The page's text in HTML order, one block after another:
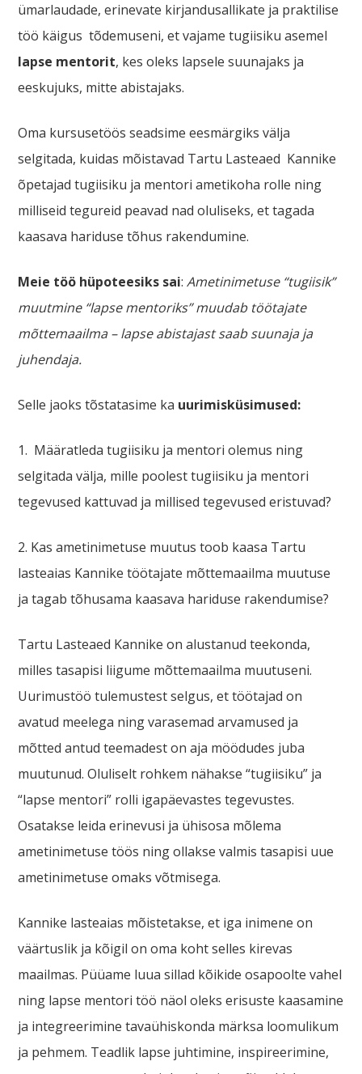
ümarlaudade, erinevate kirjandusallikate ja praktilise
töö käigus tõdemuseni, et vajame tugiisiku asemel
lapse mentorit, kes oleks lapsele suunajaks ja
eeskujuks, mitte abistajaks.
Oma kursusetöös seadsime eesmärgiks välja
selgitada, kuidas mõistavad Tartu Lasteaed Kannike
õpetajad tugiisiku ja mentori ametikoha rolle ning
milliseid tegureid peavad nad oluliseks, et tagada
kaasava hariduse tõhus rakendumine.
Meie töö hüpoteesiks sai:Ametinimetuse “tugiisik”
muutmine “lapse mentoriks” muudab töötajate
mõttemaailma – lapse abistajast saab suunaja ja
juhendaja.
Selle jaoks tõstatasime ka uurimisküsimused:
1. Määratleda tugiisiku ja mentori olemus ning
selgitada välja, mille poolest tugiisiku ja mentori
tegevused kattuvad ja millised tegevused eristuvad?
2. Kas ametinimetuse muutus toob kaasa Tartu
lasteaias Kannike töötajate mõttemaailma muutuse
ja tagab tõhusama kaasava hariduse rakendumise?
Tartu Lasteaed Kannike on alustanud teekonda,
milles tasapisi liigume mõttemaailma muutuseni.
Uurimustöö tulemustest selgus, et töötajad on
avatud meelega ning varasemad arvamused ja
mõtted antud teemadest on aja möödudes juba
muutunud. Oluliselt rohkem nähakse “tugiisiku” ja
“lapse mentori” rolli igapäevastes tegevustes.
Osatakse leida erinevusi ja ühisosa mõlema
ametinimetuse töös ning ollakse valmis tasapisi uue
ametinimetuse omaks võtmisega.
Kannike lasteaias mõistetakse, et iga inimene on
väärtuslik ja kõigil on oma koht selles kirevas
maailmas. Püüame luua sillad kõikide osapoolte vahel
ning lapse mentori töö näol oleks erisuste kaasamine
ja integreerimine tavaühiskonda märksa loomulikum
ja pehmem. Teadlik lapse juhtimine, inspireerimine,